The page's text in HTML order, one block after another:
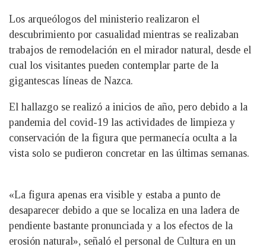
Los arqueólogos del ministerio realizaron el
descubrimiento por casualidad mientras se realizaban
trabajos de remodelación en el mirador natural, desde el
cual los visitantes pueden contemplar parte de la
gigantescas líneas de Nazca.
El hallazgo se realizó a inicios de año, pero debido a la
pandemia del covid-19 las actividades de limpieza y
conservación de la figura que permanecía oculta a la
vista solo se pudieron concretar en las últimas semanas.
«La figura apenas era visible y estaba a punto de
desaparecer debido a que se localiza en una ladera de
pendiente bastante pronunciada y a los efectos de la
erosión natural», señaló el personal de Cultura en un